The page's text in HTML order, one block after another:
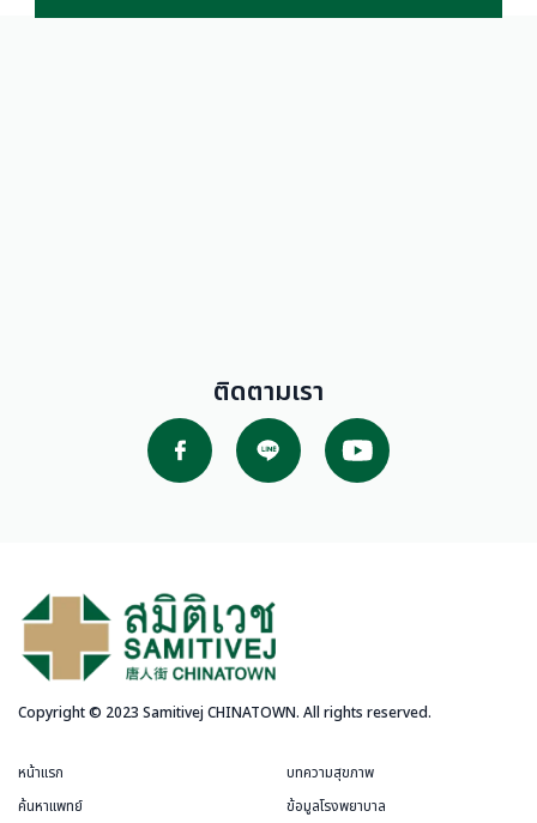
ติดตามเรา
Copyright © 2023 Samitivej CHINATOWN. All rights reserved.
หน้าแรก
ค้นหาแพทย์
บทความสุขภาพ
ข้อมูลโรงพยาบาล